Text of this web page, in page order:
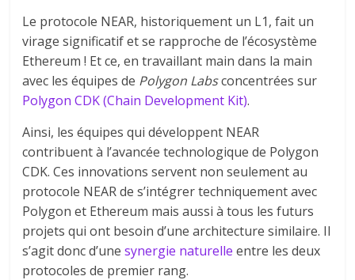
Le protocole NEAR, historiquement un L1, fait un
virage significatif et se rapproche de l’écosystème
Ethereum ! Et ce, en travaillant main dans la main
avec les équipes de Polygon Labsconcentrées sur
Polygon CDK (Chain Development Kit).
Ainsi, les équipes qui développent NEAR
contribuent à l’avancée technologique de Polygon
CDK. Ces innovations servent non seulement au
protocole NEAR de s’intégrer techniquement avec
Polygon et Ethereum mais aussi à tous les futurs
projets qui ont besoin d’une architecture similaire. Il
s’agit donc d’unesynergie naturelle entre les deux
protocoles de premier rang.